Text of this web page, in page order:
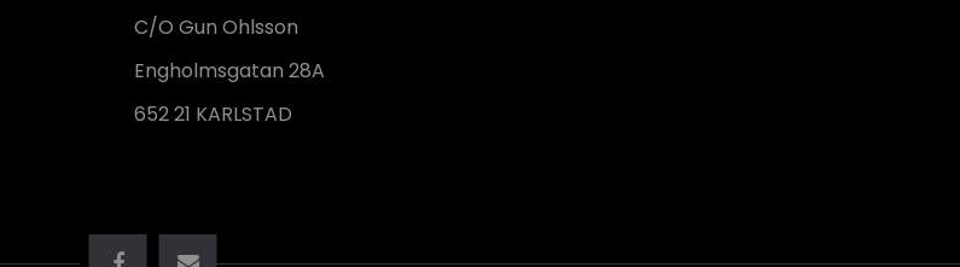
C/O Gun Ohlsson
Engholmsgatan 28A
652 21 KARLSTAD